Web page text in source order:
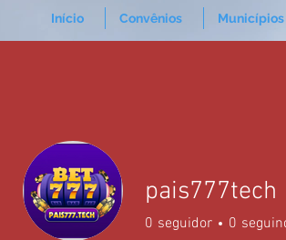
Início Convênios
pais777tech
0 seguidor 0